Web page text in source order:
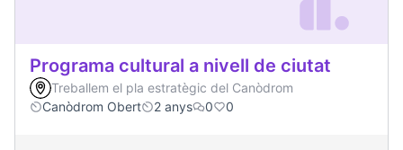
Programa cultural a nivell de ciutat
Treballem el pla estratègic del Canòdrom
Canòdrom Obert
2 anys 0 0